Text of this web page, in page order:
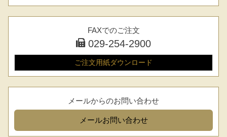
029-254-2441
(日曜日を除く)
お問合せフォーム
FAXでのご注文
029-254-2900
ご注文用紙ダウンロード
メールからのお問い合わせ
メールお問い合わせ